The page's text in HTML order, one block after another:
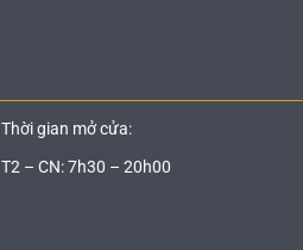
Thời gian mở cửa:
T2 – CN: 7h30 – 20h00